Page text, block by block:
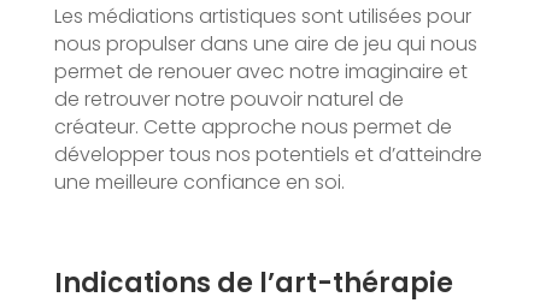
Les médiations artistiques sont utilisées pour
nous propulser dans une aire de jeu qui nous
permet de renouer avec notre imaginaire et
de retrouver notre pouvoir naturel de
créateur. Cette approche nous permet de
développer tous nos potentiels et d’atteindre
une meilleure confiance en soi.
Indications de l’art-thérapie